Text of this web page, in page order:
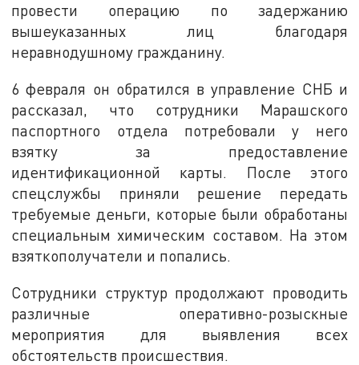
провести операцию по задержанию
вышеуказанных лиц благодаря
неравнодушному гражданину.
6 февраля он обратился в управление СНБ и
рассказал, что сотрудники Марашского
паспортного отдела потребовали у него
взятку за предоставление
идентификационной карты. После этого
спецслужбы приняли решение передать
требуемые деньги, которые были обработаны
специальным химическим составом. На этом
взяткополучатели и попались.
Сотрудники структур продолжают проводить
различные оперативно-розыскные
мероприятия для выявления всех
обстоятельств происшествия.